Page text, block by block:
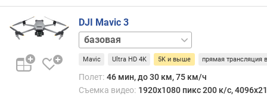
х
к
д
ш
е
DJI Mavic 3
Cine
Premium
Combo
Fly
More
Combo
Mavic Ultra HD 4K 5K и выше прямая трансляция
Полет: 46 мин, до 30 км, 75 км/ч
Съемка видео: 1920x1080 пикс 200 к/с,